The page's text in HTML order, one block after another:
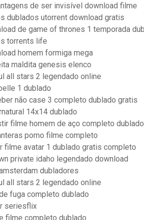
de ser invisível download filme
dublados utorrent download gratis
de game of thrones 1 temporada
torrents life
homem formiga mega
maldita genesis elenco
all stars 2 legendado online
1 dublado
não case 3 completo dublado gratis
14x14 dublado
filme homem de aço completo dublado
porno filme completo
filme avatar 1 dublado gratis completo
private idaho legendado download
dubladores
all stars 2 legendado online
fuga completo dublado
seriesflix
filme completo dublado